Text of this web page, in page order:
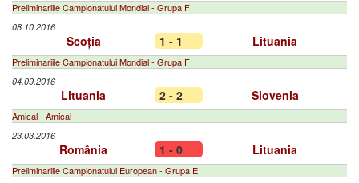
Preliminariile Campionatului Mondial - Grupa F
08.10.2016
Scoția 1 - 1 Lituania
Preliminariile Campionatului Mondial - Grupa F
04.09.2016
Lituania 2 - 2 Slovenia
Amical - Amical
23.03.2016
România 1 - 0 Lituania
Preliminariile Campionatului European - Grupa E